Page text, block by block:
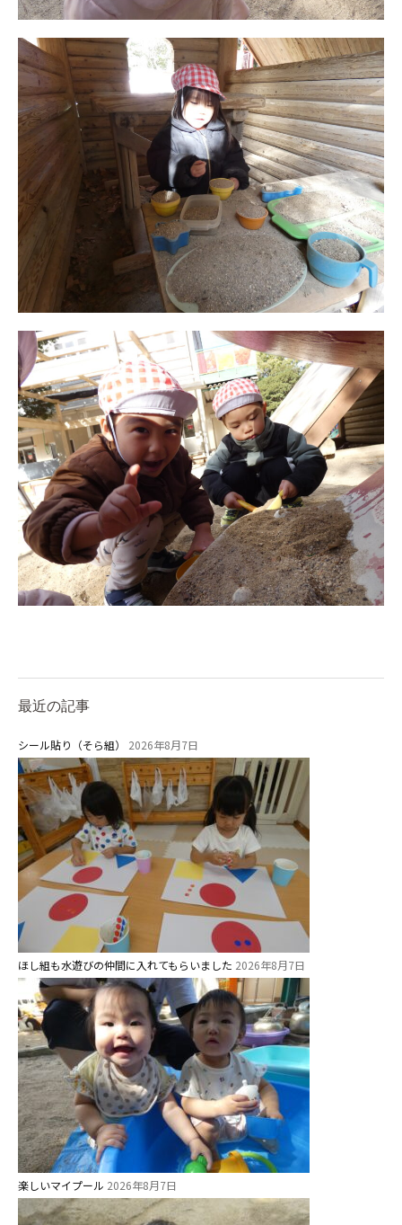
最近の記事
シール貼り（そら組） 2026年8月7日
ほし組も水遊びの仲間に入れてもらいました 2026年8月7日
楽しいマイプール 2026年8月7日
お知らせ
今日の幼稚園
園児募集要項
教職員募集
園のこと
園舎案内
安⼼・安全対策
給⾷
課外教室
理事長のことば
教育と保育
年間⾏事
美⽊多チコス
美⽊多チコスについて
美⽊多チコスブログ
未就園児クラス
0歳親子登園［マカロンクラス ]
1歳・2歳親子登園［マリポサクラ
ス ]
2歳児ひとり登園［ゆず組 ]
グループ施設・
関係先リンク
学校法⼈鴨⾕学園 鳳幼稚園
学校法⼈諏訪森学園 諏訪森幼稚
園
⼤阪府私⽴幼稚園連盟